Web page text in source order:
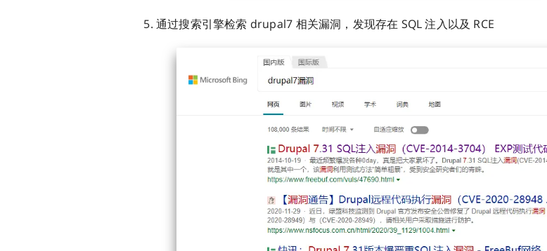
通过搜索引擎检索 drupal7 相关漏洞，发现存在 SQL 注入以及 RCE